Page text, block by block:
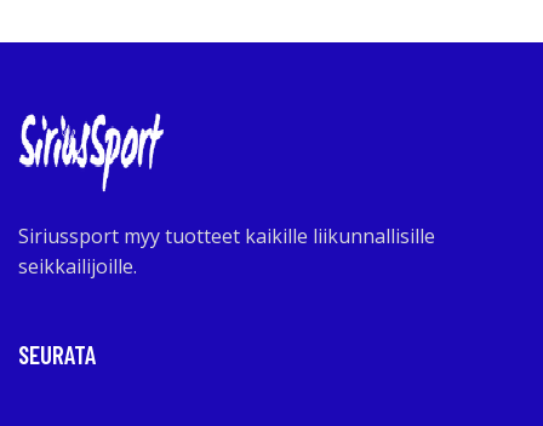
Siriussport myy tuotteet kaikille liikunnallisille
seikkailijoille.
SEURATA